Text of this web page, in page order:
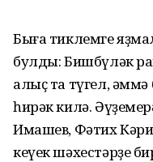
Быға тиклемге
булды: Бишбүләк
алыҫ та түгел,
һирәк килә.
Имашев, Фәтих
кеүек шәхестәрҙе